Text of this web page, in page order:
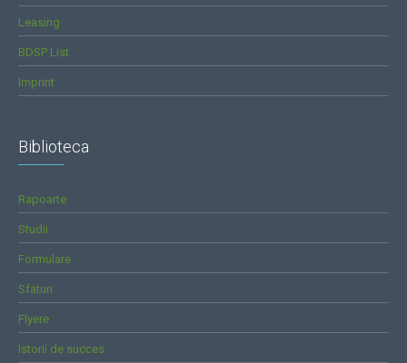
Leasing
BDSP List
Imprint
Biblioteca
Rapoarte
Studii
Formulare
Sfaturi
Flyere
Istorii de succes